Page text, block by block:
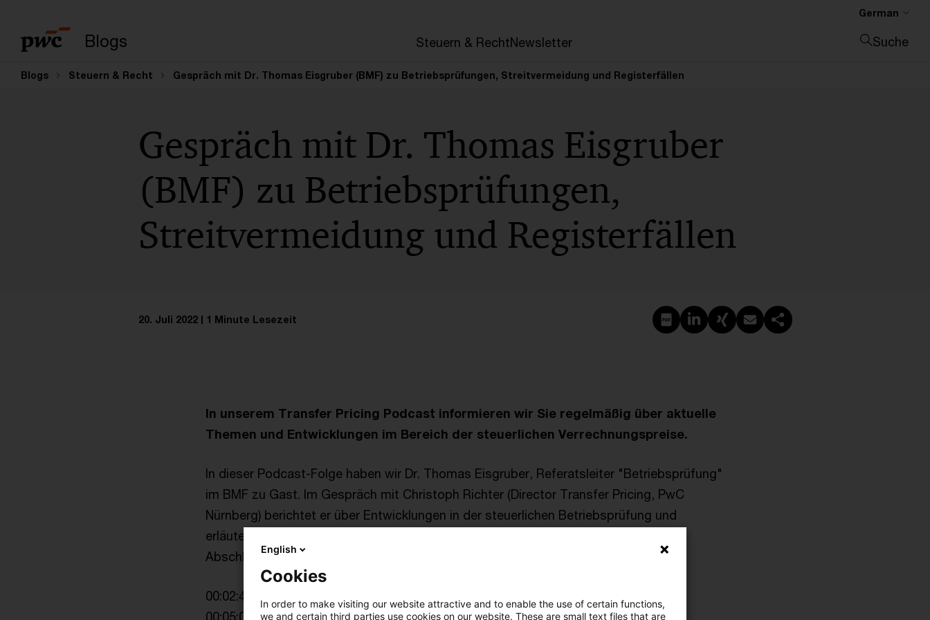
Blogs Steuern & RechtNewsletter
German
Suche
Blogs Steuern & Recht Gespräch mit Dr. Thomas Eisgruber (BMF) zu Betriebsprüfungen, Streitvermeidung und Registerfällen
Gespräch mit Dr. Thomas Eisgruber
(BMF) zu Betriebsprüfungen,
Streitvermeidung und Registerfällen
20. Juli 2022 1 Minute Lesezeit PDF erstellen
Auf LinkedIn teilen
Auf Xing teilen
Per E-Mail teilen
Link kopieren
In unserem Transfer Pricing Podcast informieren wir Sie regelmäßig über aktuelle
Themen und Entwicklungen im Bereich der steuerlichen Verrechnungspreise.
In dieser Podcast-Folge haben wir Dr. Thomas Eisgruber, Referatsleiter "Betriebsprüfung"
im BMF zu Gast. Im Gespräch mit Christoph Richter (Director Transfer Pricing, PwC
Nürnberg) berichtet er über Entwicklungen in der steuerlichen Betriebsprüfung und
erläutert seine Sicht auf bestehende und neue Streitbeilegungsmechanismen. Zum
Abschluss gibt es noch einen kleinen Ausflug in die sogenannten "Registerfälle".
00:02:45: Aktuelle Situation in Berlin
00:05:00: Einfluss der Verwaltung auf die Grundlagen der Verrechnungspreise
English
Cookies
In order to make visiting our website attractive and to enable the use of certain functions,
we and certain third parties use cookies on our website. These are small text files that are